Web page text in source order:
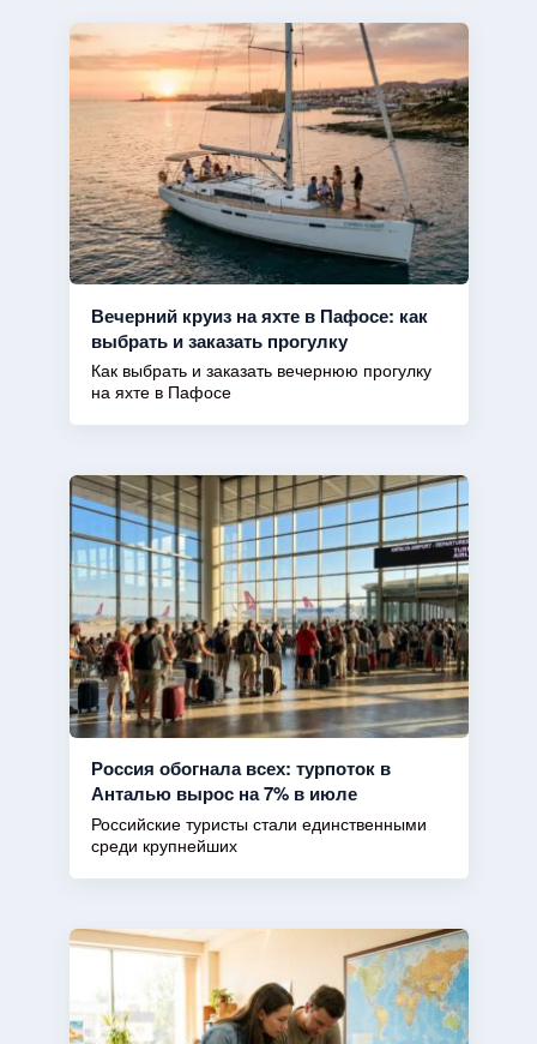
Вечерний круиз на яхте в Пафосе: как
выбрать и заказать прогулку
Как выбрать и заказать вечернюю прогулку
на яхте в Пафосе
Россия обогнала всех: турпоток в
Анталью вырос на 7% в июле
Российские туристы стали единственными
среди крупнейших